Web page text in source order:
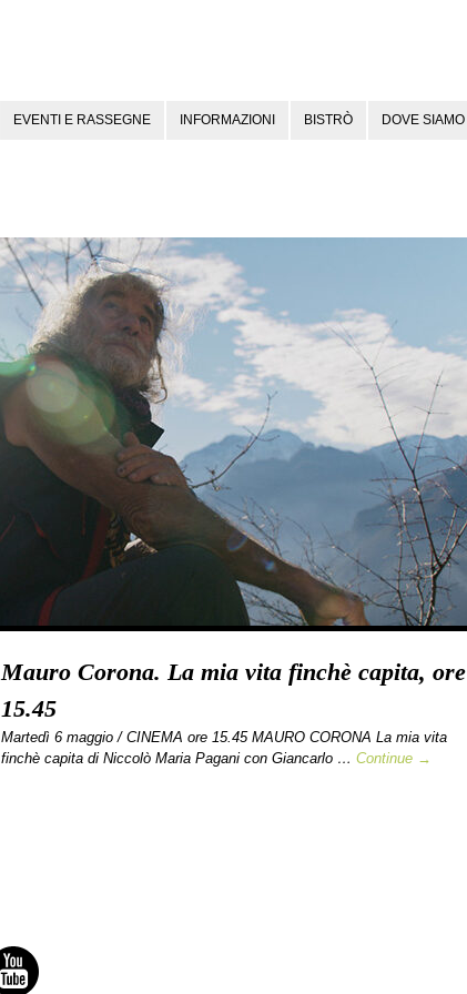
EVENTI E RASSEGNE INFORMAZIONI BISTRÒ DOVE SIAMO
Mauro Corona. La mia vita finchè capita, ore
15.45
Martedì 6 maggio / CINEMA ore 15.45 MAURO CORONA La mia vita
finchè capita di Niccolò Maria Pagani con Giancarlo … Continue →